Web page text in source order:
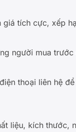
tích cực, xếp
người mua
thoại liên hệ
liệu, kích thước,